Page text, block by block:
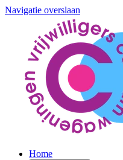
Navigatie overslaan
Home